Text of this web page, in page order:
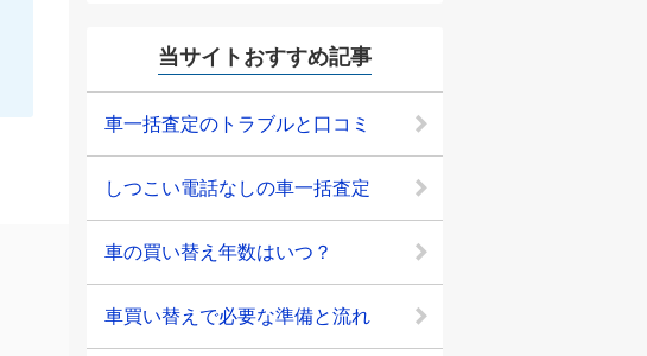
当サイトおすすめ記事
車一括査定のトラブルと口コミ
しつこい電話なしの車一括査定
車の買い替え年数はいつ？
車買い替えで必要な準備と流れ